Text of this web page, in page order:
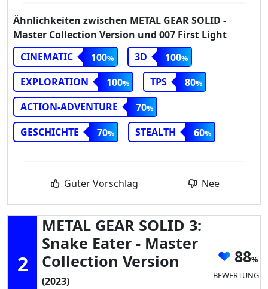
Ähnlichkeiten zwischen METAL GEAR SOLID -
Master Collection Version und 007 First Light
CINEMATIC
100 3D
100
EXPLORATION
100 TPS
80
ACTION-ADVENTURE
70
GESCHICHTE
70 STEALTH 60
Guter Vorschlag Nee
2
METAL GEAR SOLID 3:
Snake Eater - Master
Collection Version
(2023)
88
BEWERTUNG